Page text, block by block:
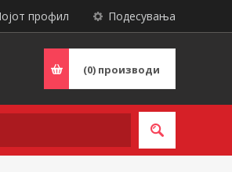
Подесувања
профил
(0) производи